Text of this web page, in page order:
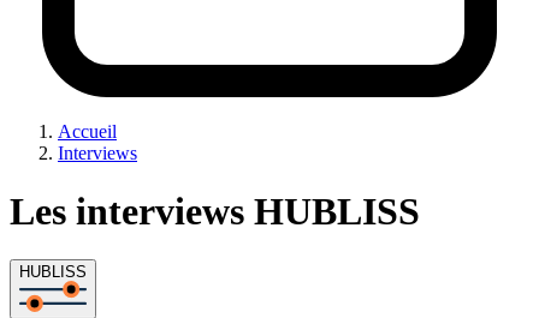
Accueil
Interviews
Les interviews HUBLISS
HUBLISS